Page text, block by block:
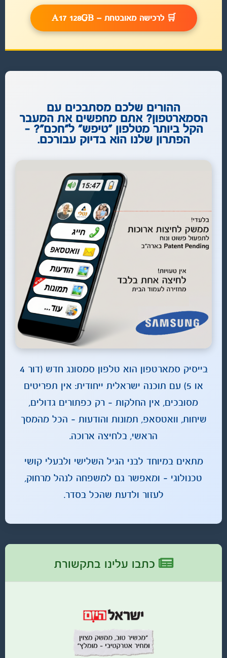
🛒 לרכישה מאובטחת — A17 128GB
ההורים שלכם מסתבכים עם
הסמארטפון? אתם מחפשים את המעבר
הקל ביותר מטלפון "טיפש" ל"חכם"? –
הפתרון שלנו הוא בדיוק עבורכם.
בייסיק סמארטפון הוא טלפון סמסונג חדש (דור 4
או 5) עם תוכנה ישראלית ייחודית: אין תפריטים
מסובכים, אין החלקות – רק כפתורים גדולים,
שיחות, וואטסאפ, תמונות והודעות – הכל מהמסך
הראשי, בלחיצה ארוכה.
מתאים במיוחד לבני הגיל השלישי ולבעלי קושי
טכנולוגי – ומאפשר גם למשפחה לנהל מרחוק,
לעזור ולדעת שהכל בסדר.
כתבו עלינו בתקשורת